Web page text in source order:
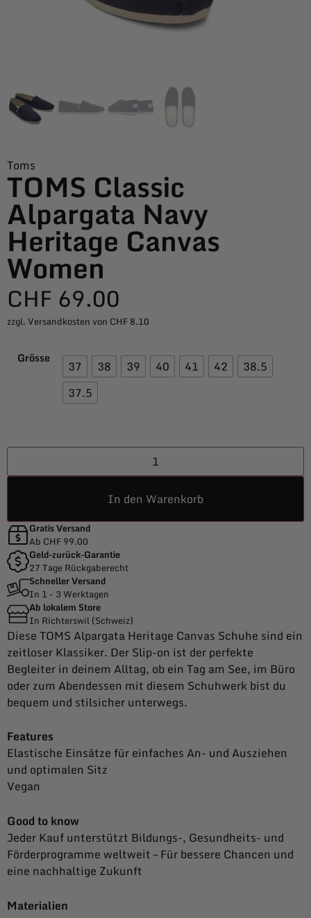
Toms
TOMS Classic
Alpargata Navy
Heritage Canvas
Women
CHF 69.00
zzgl. Versandkosten von CHF 8.10
Grösse 37 38 39 40 41 42
38.5
37.5
In den Warenkorb
Gratis Versand
Ab CHF 99.00
Geld-zurück-Garantie
27 Tage Rückgaberecht
Schneller Versand
In 1 - 3 Werktagen
Ab lokalem Store
In Richterswil (Schweiz)
Diese TOMS Alpargata Heritage Canvas Schuhe sind ein
zeitloser Klassiker. Der Slip-on ist der perfekte
Begleiter in deinem Alltag, ob ein Tag am See, im Büro
oder zum Abendessen mit diesem Schuhwerk bist du
bequem und stilsicher unterwegs.
Features
Elastische Einsätze für einfaches An- und Ausziehen
und optimalen Sitz
Vegan
Good to know
Jeder Kauf unterstützt Bildungs-, Gesundheits- und
Förderprogramme weltweit – Für bessere Chancen und
eine nachhaltige Zukunft
Materialien